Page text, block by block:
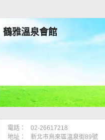
鶴雅溫泉會館
電話：
02-26617218
地址：
新北市烏來區溫泉街89號